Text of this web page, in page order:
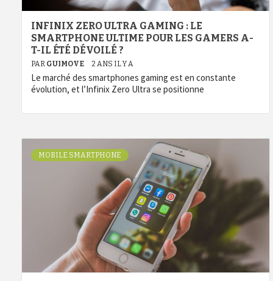
INFINIX ZERO ULTRA GAMING : LE
SMARTPHONE ULTIME POUR LES GAMERS A-
T-IL ÉTÉ DÉVOILÉ ?
PAR GUIMOVE 2 ANS IL Y A
Le marché des smartphones gaming est en constante
évolution, et l’Infinix Zero Ultra se positionne
MOBILE SMARTPHONE